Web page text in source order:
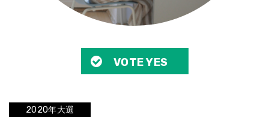
VOTE YES
2020年大選